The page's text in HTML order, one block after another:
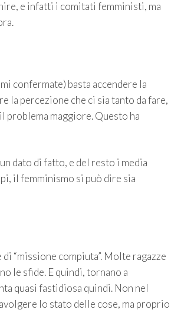
e infatti i comitati femministi, ma
confermate) basta accendere la
la percezione che ci sia tanto da fare,
problema maggiore. Questo ha
dato di fatto, e del resto i media
il femminismo si può dire sia
“missione compiuta”. Molte ragazze
le sfide. E quindi, tornano a
quasi fastidiosa quindi. Non nel
lo stato delle cose, ma proprio